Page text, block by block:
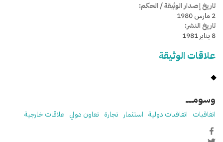
تاريخ إصدار الوثيقة / الحكم:
2 مارس 1980
تاريخ النشر:
8 يناير 1981
علاقات الوثيقة
وسومـــــ
اتفاقيات اتفاقيات دولية استثمار تجارة تعاون دولي علاقات خارجية